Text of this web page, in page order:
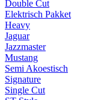
Double Cut
Elektrisch Pakket
Heavy
Jaguar
Jazzmaster
Mustang
Semi Akoestisch
Signature
Single Cut